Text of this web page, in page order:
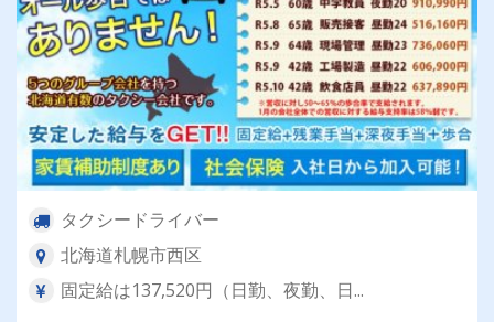
タクシードライバー
北海道札幌市西区
固定給は137,520円（日勤、夜勤、日...